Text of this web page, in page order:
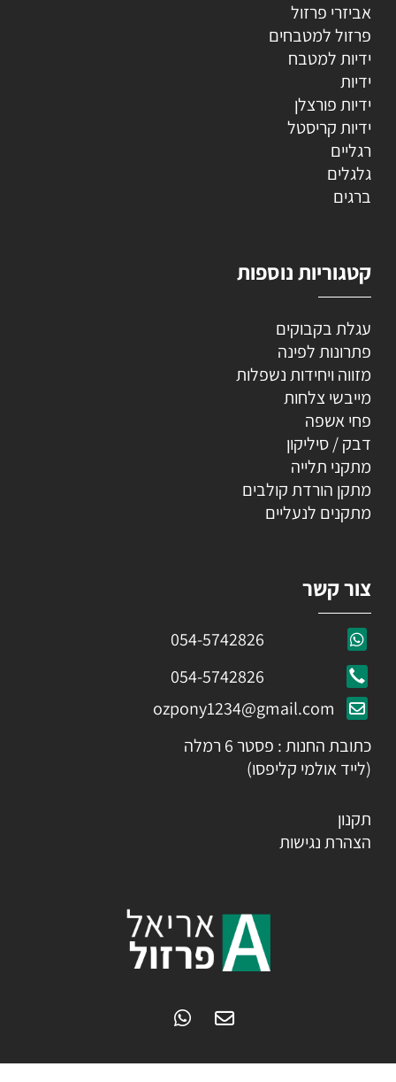
אביזרי פרזול
פרזול למטבחים
ידיות למטבח
ידיות
ידיות פורצלן
ידיות קריסטל
רגליים
גלגלים
ברגים
קטגוריות נוספות
עגלת בקבוקים
פתרונות לפינה
מזווה ויחידות נשפלות
מייבשי צלחות
פחי אשפה
דבק / סיליקון
מתקני תלייה
מתקן הורדת קולבים
מתקנים לנעליים
צור קשר
054-5742826
054-5742826
ozpony1234@gmail.com
כתובת החנות : פסטר 6 רמלה
(לייד אולמי קליפסו)
תקנון
הצהרת נגישות